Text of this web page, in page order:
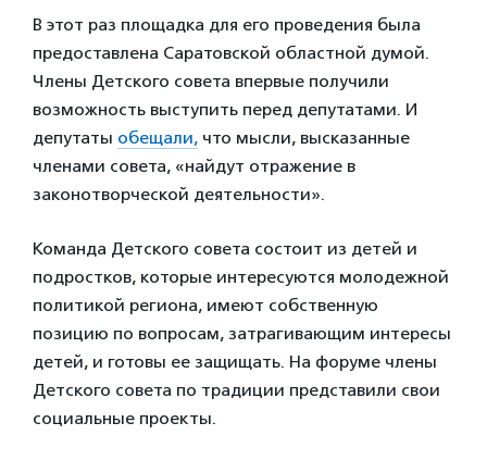
В этот раз площадка для его проведения была
предоставлена Саратовской областной думой.
Члены Детского совета впервые получили
возможность выступить перед депутатами. И
депутаты обещали, что мысли, высказанные
членами совета, «найдут отражение в
законотворческой деятельности».
Команда Детского совета состоит из детей и
подростков, которые интересуются молодежной
политикой региона, имеют собственную
позицию по вопросам, затрагивающим интересы
детей, и готовы ее защищать. На форуме члены
Детского совета по традиции представили свои
социальные проекты.